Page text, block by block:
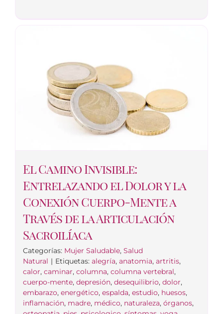
El Camino Invisible:
Entrelazando el Dolor y la
Conexión Cuerpo-Mente a
Través de la Articulación
Sacroilíaca
Categorías: Mujer Saludable, Salud
Natural | Etiquetas: alegría, anatomia, artritis,
calor, caminar, columna, columna vertebral,
cuerpo-mente, depresión, desequilibrio, dolor,
embarazo, energético, espalda, estudio, huesos,
inflamación, madre, médico, naturaleza, órganos,